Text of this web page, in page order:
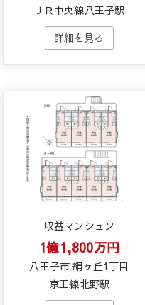
ＪＲ中央線八王子駅
収益マンシュン
1億1,800万円
八王子市 絹ヶ丘1丁目
京王線北野駅